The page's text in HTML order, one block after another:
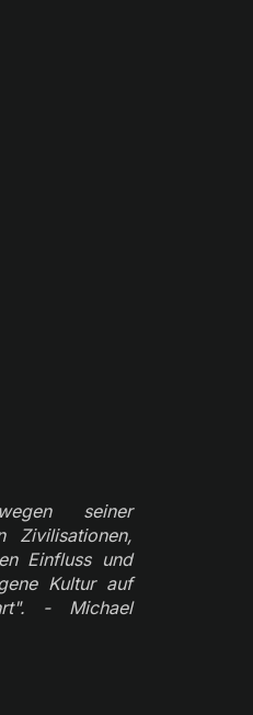
seiner
Zivilisationen,
Einfluss und
Kultur auf
- Michael